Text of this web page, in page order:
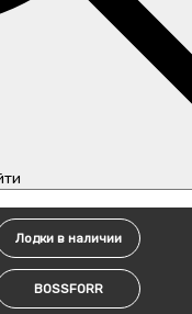
Лодки в наличии
BOSSFORR